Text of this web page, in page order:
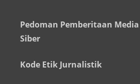
Pedoman Pemberitaan Media
Siber
Kode Etik Jurnalistik